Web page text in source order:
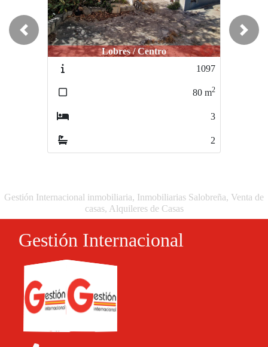
Lobres / CentroMotril / Santa Adela
L167
70m2
2
1
Previous Next
Gestión Internacional inmobiliaria, Inmobiliarias Salobreña, Venta de
casas, Alquileres de Casas
Gestión Internacional